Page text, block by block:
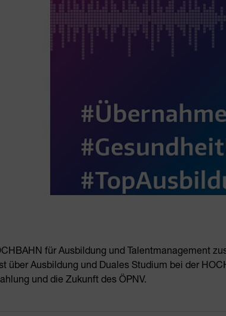
für Ausbildung und Talentmanagement
über Ausbildung und Duales Studium bei der
und die Zukunft des ÖPNV.